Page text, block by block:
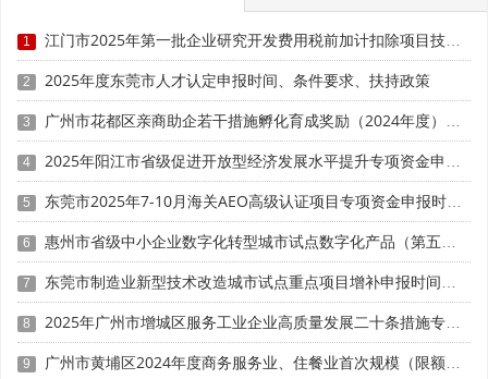
果多产品共享，一个产品需求多技术团队共研”。
专家建议：
• 年营收>100亿元集团必须设置“中央研究院+事业部研
发部”两级架构
• 中央研究院负责前沿技术、平台技术，事业部研发部
负责产品化
• 技术委员会由CTO、事业部总经理、外部专家组成，
实行一人一票投票制，避免“拍脑袋”立项
1 江门市2025年第一批企业研究开发费用税前加计扣除项目技术鉴定申报时间、条件要求
2 2025年度东莞市人才认定申报时间、条件要求、扶持政策
3 广州市花都区亲商助企若干措施孵化育成奖励（2024年度）申报时间、条件要求、补助奖励
4 2025年阳江市省级促进开放型经济发展水平提升专项资金申报时间、条件要求、补助奖励
5 东莞市2025年7-10月海关AEO高级认证项目专项资金申报时间、条件要求、扶持奖励
6 惠州市省级中小企业数字化转型城市试点数字化产品（第五批）征集申报时间、条件要求
7 东莞市制造业新型技术改造城市试点重点项目增补申报时间、条件要求、补助奖励
8 2025年广州市增城区服务工业企业高质量发展二十条措施专项资金申报时间、条件要求、补助奖励
9 广州市黄埔区2024年度商务服务业、住餐业首次规模（限额）以下转规模（限额）以上奖励申报时间、条件要求、资助标准